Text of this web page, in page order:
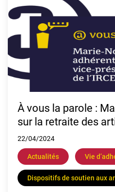
À vous la parole :
sur la retraite des
22/04/2024
Actualités Vie
Dispositifs de soutien aux